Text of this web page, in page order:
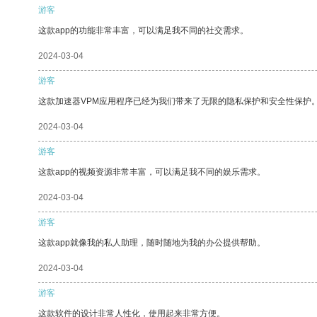
游客
这款app的功能非常丰富，可以满足我不同的社交需求。
2024-03-04
游客
这款加速器VPM应用程序已经为我们带来了无限的隐私保护和安全性保护
2024-03-04
游客
这款app的视频资源非常丰富，可以满足我不同的娱乐需求。
2024-03-04
游客
这款app就像我的私人助理，随时随地为我的办公提供帮助。
2024-03-04
游客
这款软件的设计非常人性化，使用起来非常方便。